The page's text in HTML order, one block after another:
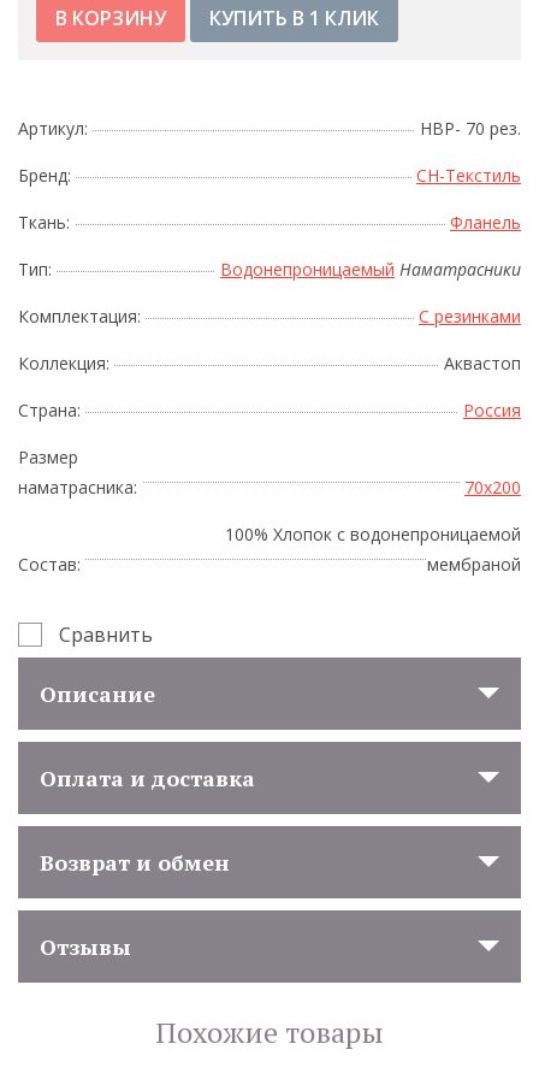
КУПИТЬ В 1 КЛИК
Артикул: НВP- 70 рез.
Бренд: СН-Текстиль
Ткань: Фланель
Тип: Водонепроницаемый Наматрасники
Комплектация: С резинками
Коллекция: Аквастоп
Страна: Россия
Размер
наматрасника:
70x200
Состав:
100% Хлопок с водонепроницаемой
мембраной
Сравнить
Описание
Оплата и доставка
Возврат и обмен
Отзывы
Похожие товары